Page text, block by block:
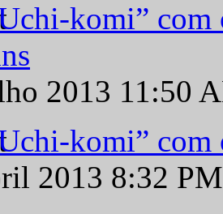
komi” com
2013 11:50
komi” com
2013 8:32